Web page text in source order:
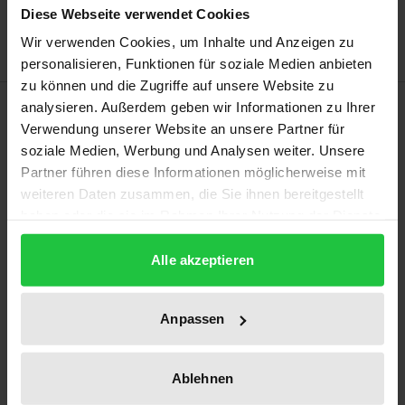
Diese Webseite verwendet Cookies
Wir verwenden Cookies, um Inhalte und Anzeigen zu
personalisieren, Funktionen für soziale Medien anbieten
zu können und die Zugriffe auf unsere Website zu
analysieren. Außerdem geben wir Informationen zu Ihrer
Verwendung unserer Website an unsere Partner für
soziale Medien, Werbung und Analysen weiter. Unsere
Partner führen diese Informationen möglicherweise mit
weiteren Daten zusammen, die Sie ihnen bereitgestellt
gesammelt haben.
Alle akzeptieren
Anpassen
Ablehnen
Hinweise zu Versandkosten
Beschreibung
Die Edition der Vorlesungen zur Einführung in die
Kulturphilosophie von Klaus Christian Köhnke
Kulturphilosophie eine Reihe bisher unbekannter
Theorietexte zugänglich zu machen. Die Vorlesung
zu Begriff und Theorie der Moderne liefert eine
begriffsgeschichtliche und systematische
heute noch als Epoche betrifft. Die Vorlesung über